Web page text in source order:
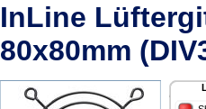
InLine
80x80mm